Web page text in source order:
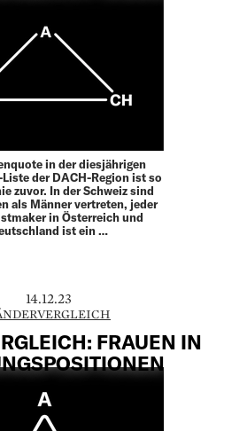
in der diesjährigen
der DACH-Region ist so
zuvor. In der Schweiz sind
als Männer vertreten, jeder
in Österreich und
ist ein …
14.12.23
FRAUEN IN